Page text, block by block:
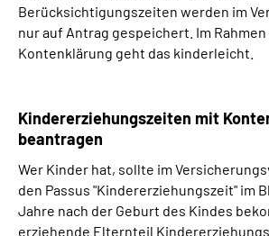
Berücksichtigungszeiten werden im
nur auf Antrag gespeichert. Im
Kontenklärung geht das kinderleicht.
Kindererziehungszeiten mit
beantragen
Wer Kinder hat, sollte im
den Passus "Kindererziehungszeit" im
Jahre nach der Geburt des Kindes
erziehende Elternteil